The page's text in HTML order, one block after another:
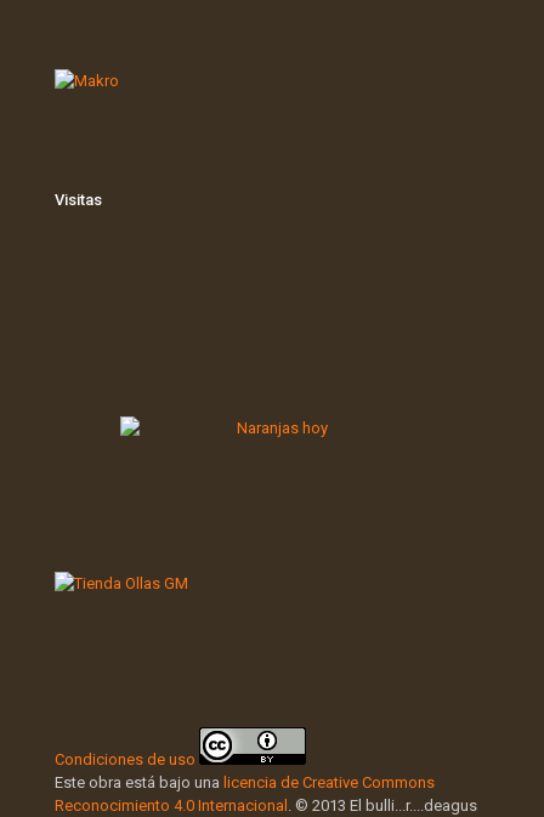
Visitas
Condiciones de uso
Este obra está bajo una licencia de Creative Commons
Reconocimiento 4.0 Internacional
. © 2013 El bulli...r....deagus